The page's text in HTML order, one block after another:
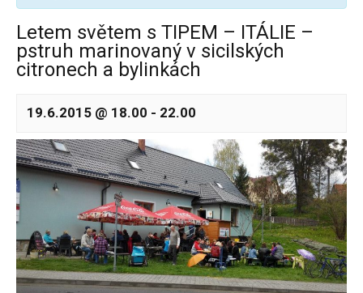
Letem světem s TIPEM – ITÁLIE –
pstruh marinovaný v sicilských
citronech a bylinkách
19.6.2015 @ 18.00 - 22.00